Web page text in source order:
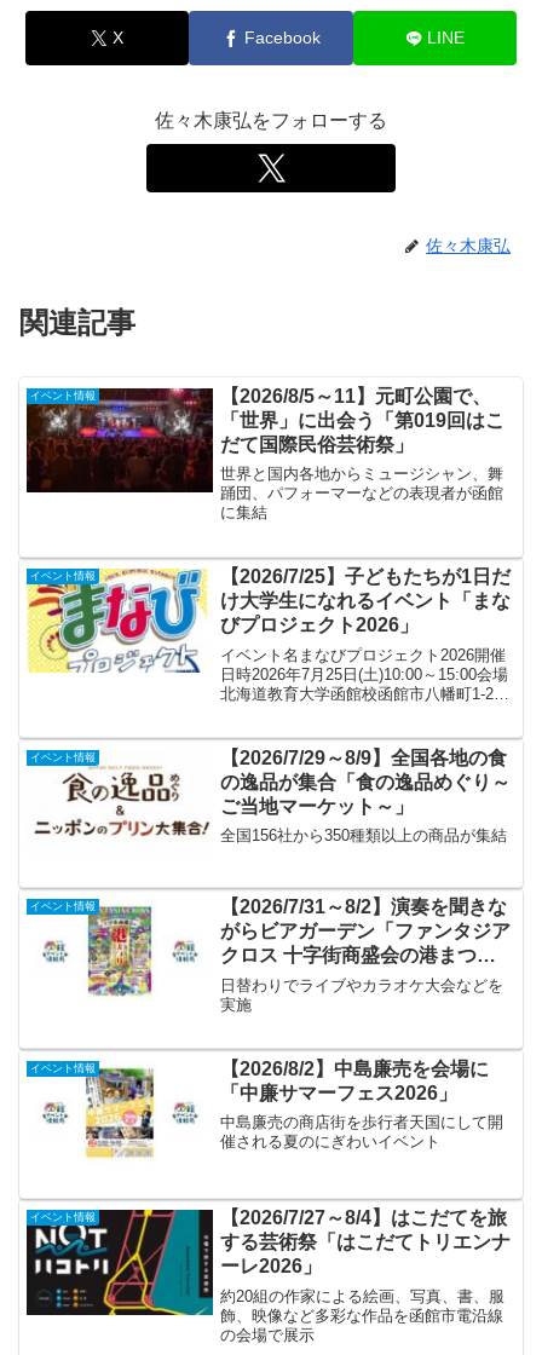
X Facebook LINE
佐々木康弘をフォローする
佐々木康弘
関連記事
イベント情報
【2026/8/5～11】元町公園で、
「世界」に出会う「第019回はこ
だて国際民俗芸術祭」
世界と国内各地からミュージシャン、舞
踊団、パフォーマーなどの表現者が函館
に集結
イベント情報
【2026/7/25】子どもたちが1日だ
け大学生になれるイベント「まな
びプロジェクト2026」
イベント名まなびプロジェクト2026開催
日時2026年7月25日(土)10:00～15:00会場
北海道教育大学函館校函館市八幡町1-2駐
どを体験するイベント。普段はな...
イベント情報
【2026/7/29～8/9】全国各地の食
の逸品が集合「食の逸品めぐり～
ご当地マーケット～」
全国156社から350種類以上の商品が集結
イベント情報
【2026/7/31～8/2】演奏を聞きな
がらビアガーデン「ファンタジア
クロス 十字街商盛会の港まつ
り」
日替わりでライブやカラオケ大会などを
実施
イベント情報
【2026/8/2】中島廉売を会場に
「中廉サマーフェス2026」
中島廉売の商店街を歩行者天国にして開
催される夏のにぎわいイベント
イベント情報
【2026/7/27～8/4】はこだてを旅
する芸術祭「はこだてトリエンナ
ーレ2026」
約20組の作家による絵画、写真、書、服
飾、映像など多彩な作品を函館市電沿線
の会場で展示